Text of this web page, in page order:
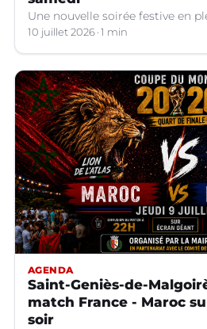
Une nouvelle soirée festive en
10 juillet 2026 1 min
AGENDA
Saint-Geniès-de-
match France - Maroc
soir